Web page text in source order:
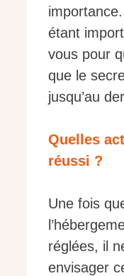
étant
vous pour
que le
jusqu’au
Quelles
réussi ?
Une fois
réglées, il
envisager